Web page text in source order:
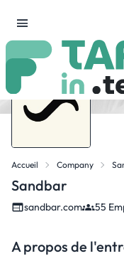
Accueil Company
Sandbar
sandbar.com 55
A propos de